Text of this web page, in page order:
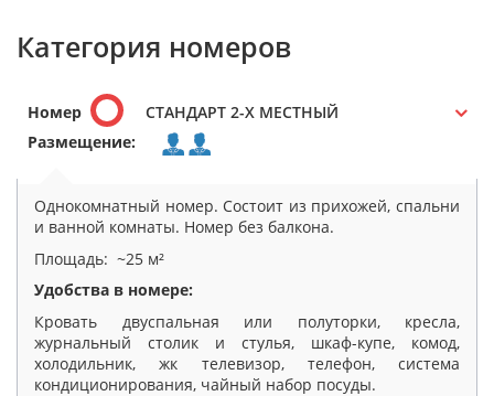
Категория номеров
Номер
СТАНДАРТ 2-Х МЕСТНЫЙ
Размещение:
Однокомнатный номер. Состоит из прихожей, спальни
и ванной комнаты. Номер без балкона.
Площадь: ~25 м²
Удобства в номере:
Кровать двуспальная или полуторки, кресла,
журнальный столик и стулья, шкаф-купе, комод,
холодильник, жк телевизор, телефон, система
кондиционирования, чайный набор посуды.